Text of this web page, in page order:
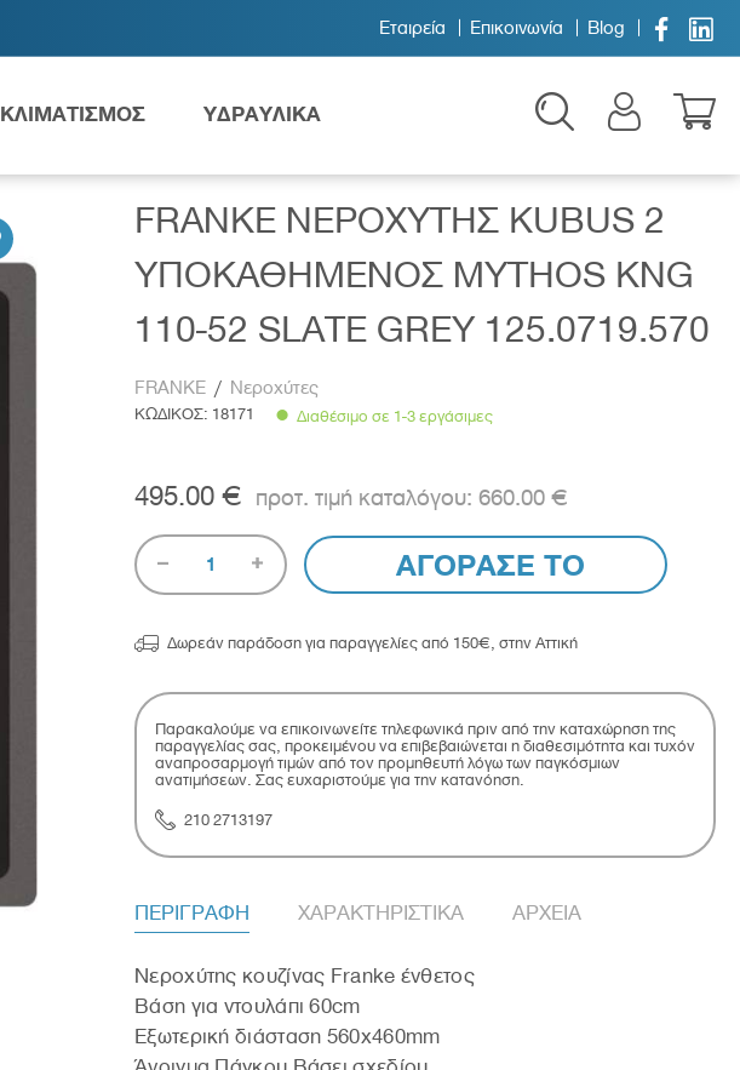
Εταιρεία Επικοινωνία Blog  
AMEA
ΚΛΙΜΑΤΙΣΜΟΣ ΥΔΡΑΥΛΙΚΑ
FRANKE ΝΕΡΟΧΥΤΗΣ KUBUS 2
ΥΠΟΚΑΘΗΜΕΝΟΣ MYTHOS KNG
110-52 SLATE GREY 125.0719.570
FRANKE / Νεροχύτες
ΚΩΔΙΚΟΣ: 18171 Διαθέσιμο σε 1-3 εργάσιμες
495.00 € 660.00 €
1 ΑΓΟΡΑΣΕ ΤΟ
 Δωρεάν παράδοση για παραγγελίες από 150€, στην Αττική
Παρακαλούμε να επικοινωνείτε τηλεφωνικά πριν από την καταχώρηση της
παραγγελίας σας, προκειμένου να επιβεβαιώνεται η διαθεσιμότητα και τυχόν
αναπροσαρμογή τιμών από τον προμηθευτή λόγω των παγκόσμιων
ανατιμήσεων. Σας ευχαριστούμε για την κατανόηση.
210 2713197
ΠΕΡΙΓΡΑΦΗ ΧΑΡΑΚΤΗΡΙΣΤΙΚΑ ΑΡΧΕΙΑ
Νεροχύτης κουζίνας Franke ένθετος
Βάση για ντουλάπι 60cm
Εξωτερική διάσταση 560x460mm